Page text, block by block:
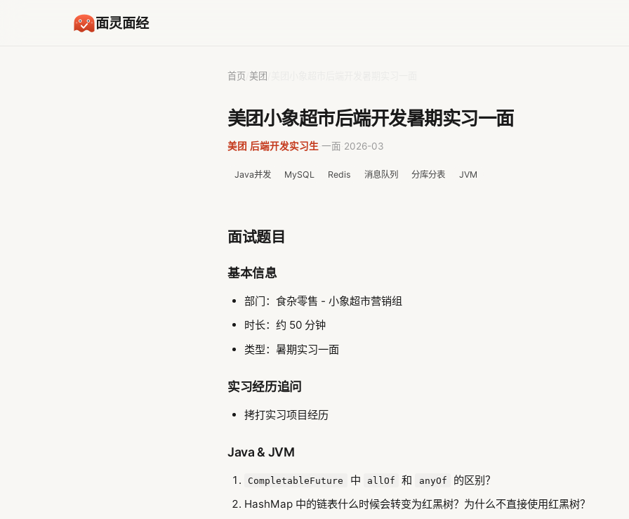
面灵面经
首页 美团
美团小象超市后端开发暑期实习一面
美团 后端开发实习生 一面 2026-03
Java并发 MySQL Redis 消息队列 分库分表 JVM
面试题目
基本信息
部门：食杂零售 - 小象超市营销组
时长：约 50 分钟
类型：暑期实习一面
实习经历追问
拷打实习项目经历
Java & JVM
CompletableFuture 中 allOf 和 anyOf
的区别？
HashMap 中的链表什么时候会转变为红黑树？为什么不直接使用红黑树？